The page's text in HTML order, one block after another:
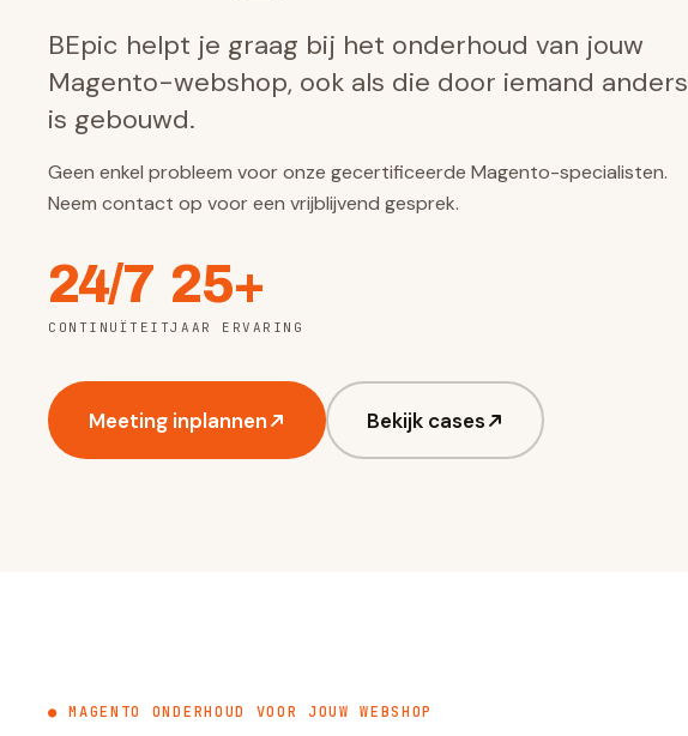
BEpic helpt je graag bij het onderhoud van jouw
Magento-webshop, ook als die door iemand anders
is gebouwd.
Geen enkel probleem voor onze gecertificeerde Magento-specialisten.
Neem contact op voor een vrijblijvend gesprek.
24/7
CONTINUÏTEIT
25+
JAAR ERVARING
Meeting inplannen Bekijk cases
● MAGENTO ONDERHOUD VOOR JOUW WEBSHOP